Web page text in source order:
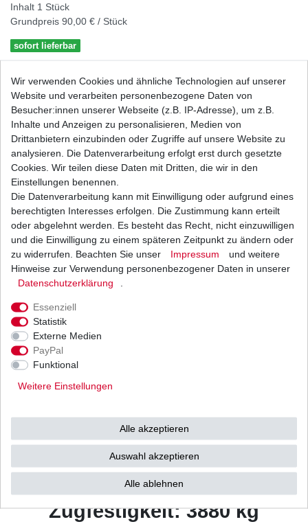
Inhalt 1 Stück
Grundpreis 90,00 € / Stück
sofort lieferbar
In den Warenkorb
Wunschliste
* inkl. ges. MwSt. zzgl. Versandkosten
Beschreibung
Weitere Details
Kettentyp: ZVM2 super
verstärkt X-Ring
Zustand: offen mit
Nietschloss
Kettenteilung: 520 / 5/8" x 1/4"
Kettenlänge: 96 Glieder
Zugfestigkeit: 3880 kg
Wir verwenden Cookies und ähnliche Technologien auf unserer
Website und verarbeiten personenbezogene Daten von
Besucher:innen unserer Webseite (z.B. IP-Adresse), um z.B.
Inhalte und Anzeigen zu personalisieren, Medien von
Drittanbietern einzubinden oder Zugriffe auf unsere Website zu
analysieren. Die Datenverarbeitung erfolgt erst durch gesetzte
Cookies. Wir teilen diese Daten mit Dritten, die wir in den
Einstellungen benennen.
Die Datenverarbeitung kann mit Einwilligung oder aufgrund eines
berechtigten Interesses erfolgen. Die Zustimmung kann erteilt
oder abgelehnt werden. Es besteht das Recht, nicht einzuwilligen
und die Einwilligung zu einem späteren Zeitpunkt zu ändern oder
zu widerrufen. Beachten Sie unser
Impressum
und weitere
Hinweise zur Verwendung personenbezogener Daten in unserer
Daten­schutz­erklärung
Essenziell
Statistik
Externe Medien
PayPal
Funktional
Weitere Einstellungen
Alle akzeptieren
Auswahl akzeptieren
Alle ablehnen